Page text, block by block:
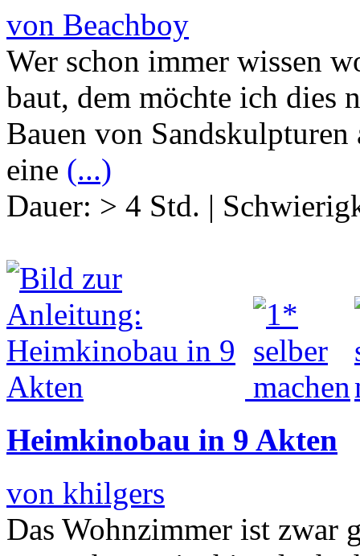
von Beachboy
Wer schon immer wissen
baut, dem möchte ich dies
Bauen von
eine (...)
Dauer: > 4 Std. |
Heimkinobau in 9 Akten
von khilgers
Das Wohnzimmer ist zwar